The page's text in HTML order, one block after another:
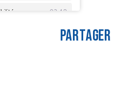
PARTAGER